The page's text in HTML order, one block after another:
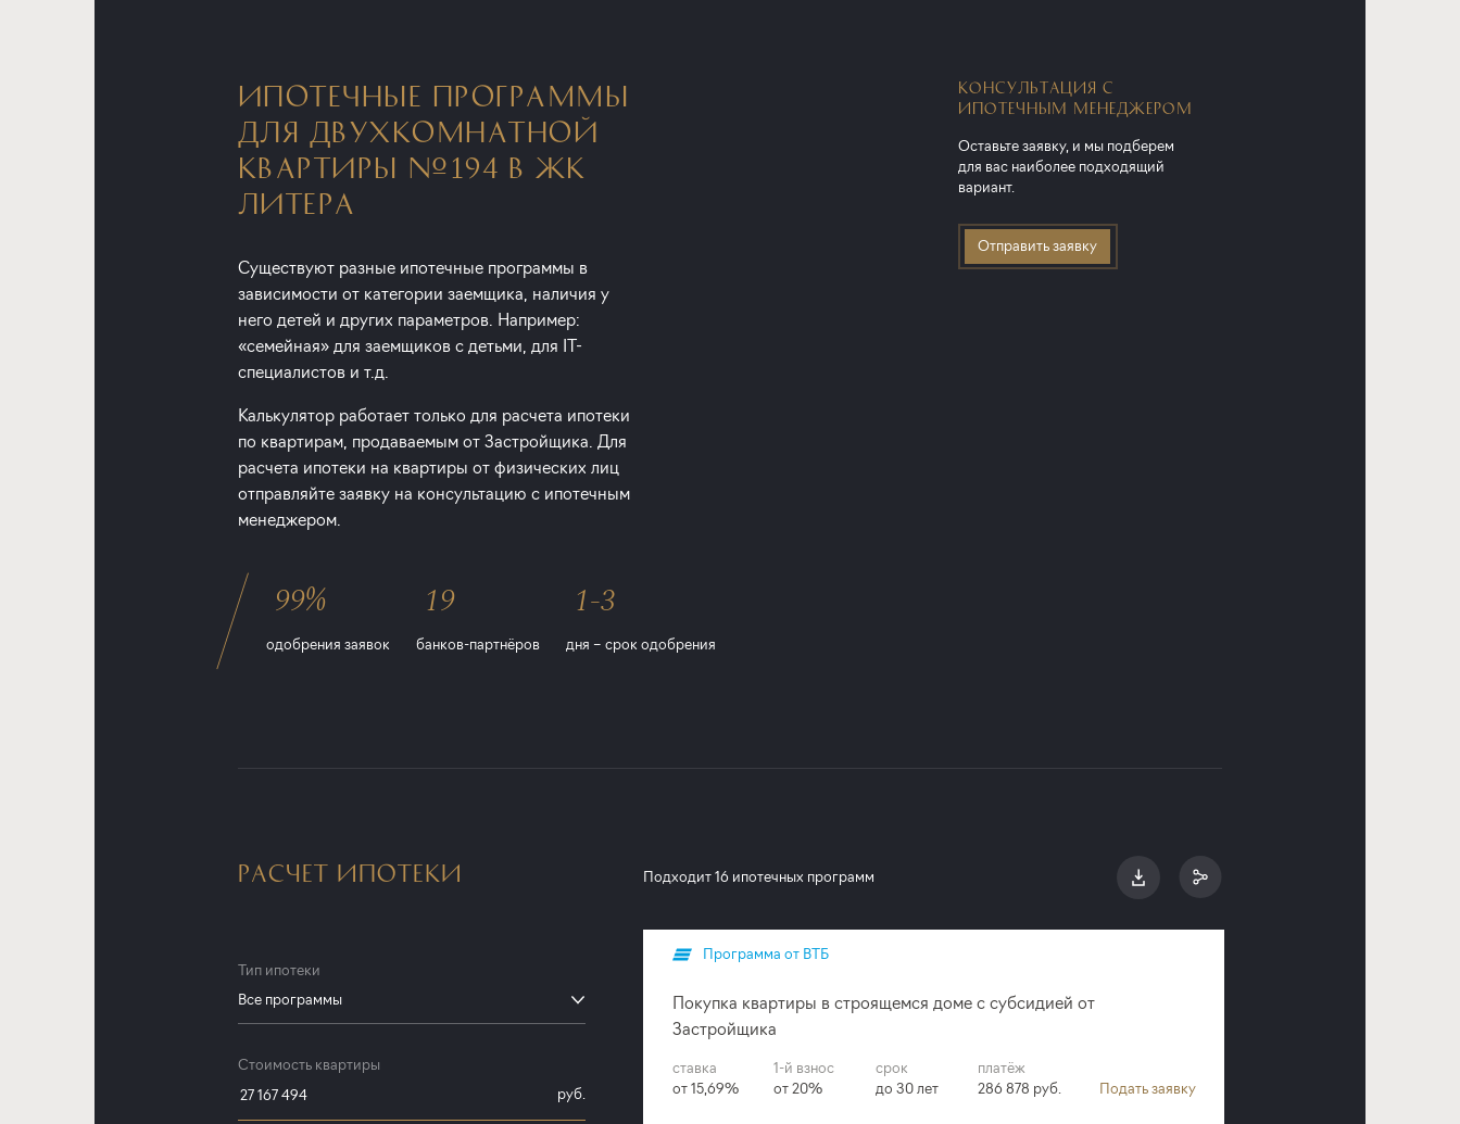
ИПОТЕЧНЫЕ ПРОГРАММЫ
ДЛЯ ДВУХКОМНАТНОЙ
КВАРТИРЫ №194 В ЖК
ЛИТЕРА
Существуют разные ипотечные программы в
зависимости от категории заемщика, наличия у
него детей и других параметров. Например:
«семейная» для заемщиков с детьми, для IT-
специалистов и т.д.
Калькулятор работает только для расчета ипотеки
по квартирам, продаваемым от Застройщика. Для
расчета ипотеки на квартиры от физических лиц
отправляйте заявку на консультацию с ипотечным
менеджером.
99%
одобрения заявок
19
банков-партнёров
1-3
дня – срок одобрения
КОНСУЛЬТАЦИЯ С
ИПОТЕЧНЫМ МЕНЕДЖЕРОМ
Оставьте заявку, и мы подберем
для вас наиболее подходящий
вариант.
Отправить заявку
РАСЧЕТ ИПОТЕКИ
Тип ипотеки
Все программы
Субсидированная ставка от Застройщика
Стоимость квартиры
руб.
Подходит 16 ипотечных программ
Программа от ВТБ
Покупка квартиры в строящемся доме с субсидией от
Застройщика
ставка
от 15,69%
1-й взнос
от 20%
срок
до 30 лет
платёж
286 878 руб.
Подать заявку